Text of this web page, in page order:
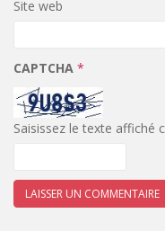
Site web
CAPTCHA *
Saisissez le texte affiché